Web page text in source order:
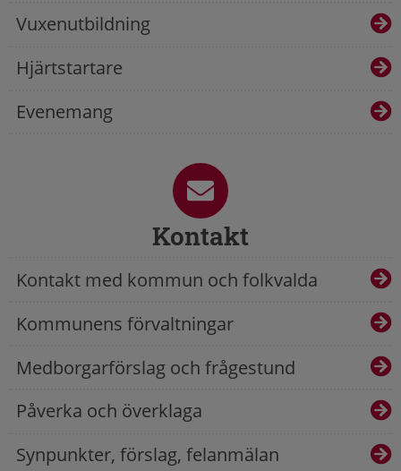
Vuxenutbildning
Hjärtstartare
Evenemang
Kontakt
Kontakt med kommun och folkvalda
Kommunens förvaltningar
Medborgarförslag och frågestund
Påverka och överklaga
Synpunkter, förslag, felanmälan